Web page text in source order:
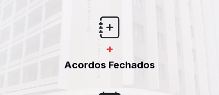
+
Acordos Fechados